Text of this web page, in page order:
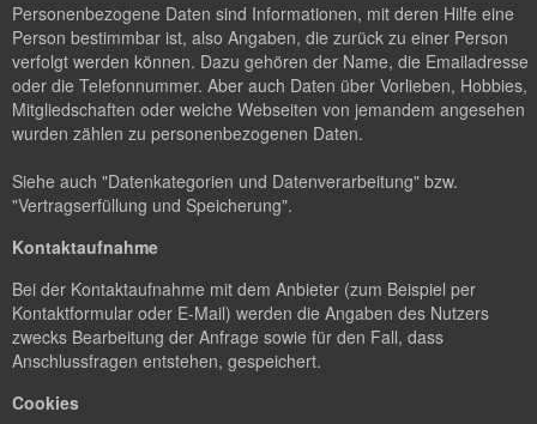
Personenbezogene Daten sind Informationen, mit deren Hilfe eine
Person bestimmbar ist, also Angaben, die zurück zu einer Person
verfolgt werden können. Dazu gehören der Name, die Emailadresse
oder die Telefonnummer. Aber auch Daten über Vorlieben, Hobbies,
Mitgliedschaften oder welche Webseiten von jemandem angesehen
wurden zählen zu personenbezogenen Daten.
Siehe auch "Datenkategorien und Datenverarbeitung" bzw.
"Vertragserfüllung und Speicherung".
Kontaktaufnahme
Bei der Kontaktaufnahme mit dem Anbieter (zum Beispiel per
Kontaktformular oder E-Mail) werden die Angaben des Nutzers
zwecks Bearbeitung der Anfrage sowie für den Fall, dass
Anschlussfragen entstehen, gespeichert.
Cookies